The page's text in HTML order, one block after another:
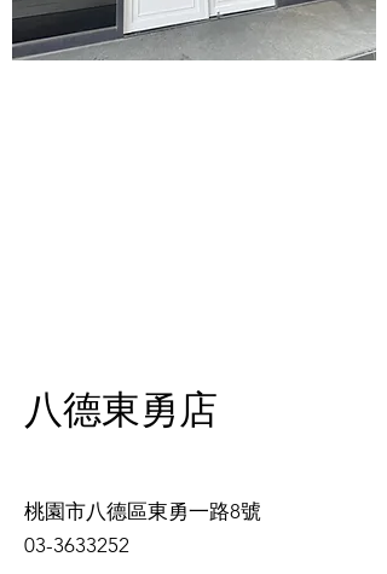
​八德東勇店
桃園市八德區東勇一路8號
03-3633252